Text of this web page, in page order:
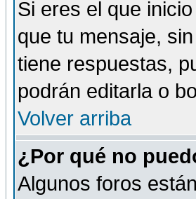
Si eres el que
que tu mensaje,
tiene respuestas,
podrán editarla o
Volver arriba
¿Por qué no
Algunos foros